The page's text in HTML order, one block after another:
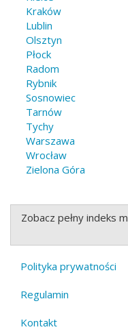
Kraków
Lublin
Olsztyn
Płock
Radom
Rybnik
Sosnowiec
Tarnów
Tychy
Warszawa
Wrocław
Zielona Góra
Zobacz pełny indeks
Footer
menu
Polityka prywatności
Regulamin
Kontakt